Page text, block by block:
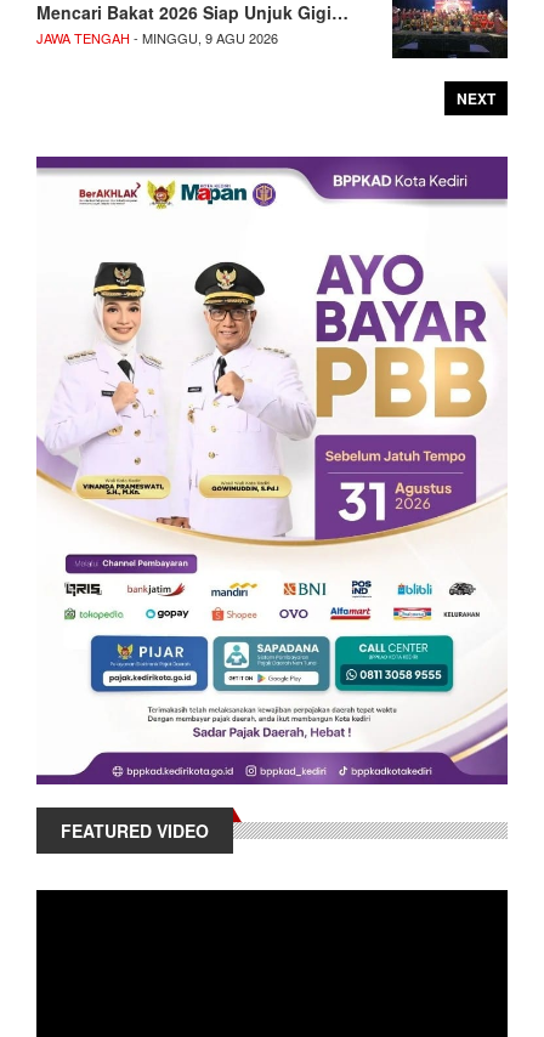
Mencari Bakat 2026 Siap Unjuk Gigi…
JAWA TENGAH - MINGGU, 9 AGU 2026
NEXT
FEATURED VIDEO